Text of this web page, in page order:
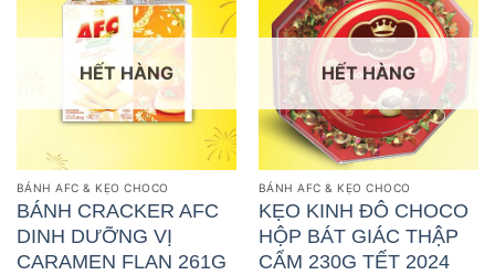
HẾT HÀNG
BÁNH AFC & KẸO CHOCO
BÁNH CRACKER AFC
DINH DƯỠNG VỊ
CARAMEN FLAN 261G
HẾT HÀNG
BÁNH AFC & KẸO CHOCO
KẸO KINH ĐÔ CHOCO
HỘP BÁT GIÁC THẬP
CẨM 230G TẾT 2024